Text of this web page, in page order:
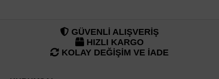
GÜVENLİ ALIŞVERİŞ
HIZLI KARGO
KOLAY DEĞİŞİM VE İADE